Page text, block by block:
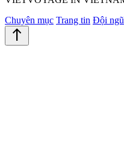
Chuyên mục Trang tin Đội ngũ
north